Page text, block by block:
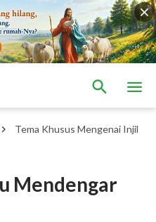
Tema Khusus Mengenai Injil
Mendengar